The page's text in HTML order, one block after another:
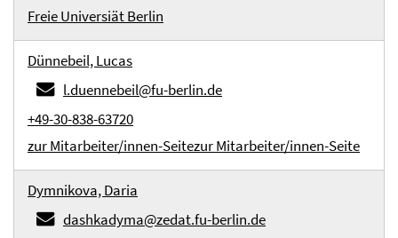
Freie Universiät Berlin
Dünnebeil, Lucas
l.duennebeil@fu-berlin.de
+49-30-838-63720
zur Mitarbeiter/innen-Seitezur Mitarbeiter/innen-Seite
Dymnikova, Daria
dashkadyma@zedat.fu-berlin.de